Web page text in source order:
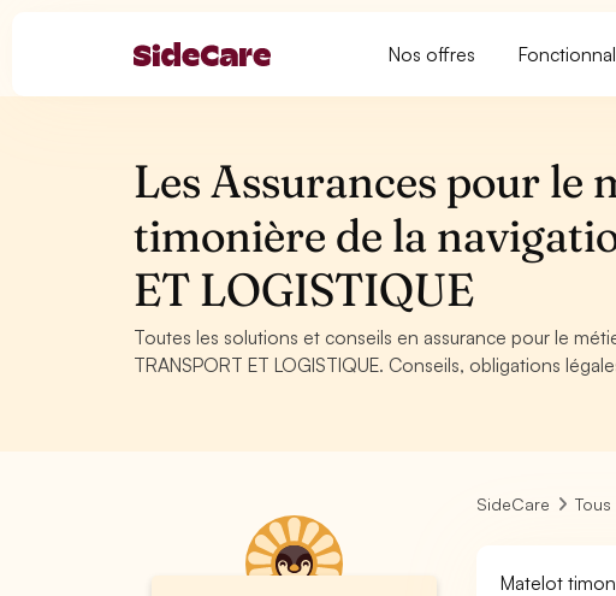
Nos offres
Les Assurances pour
timonière de la
ET LOGISTIQUE
Toutes les solutions et conseils en assurance pour le
TRANSPORT ET LOGISTIQUE. Conseils, obligations
SideCare
Matelot